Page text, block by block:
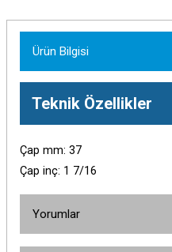
Ürün Bilgisi
Teknik Özellikler
Çap mm: 37
Çap inç: 1 7/16
Yorumlar